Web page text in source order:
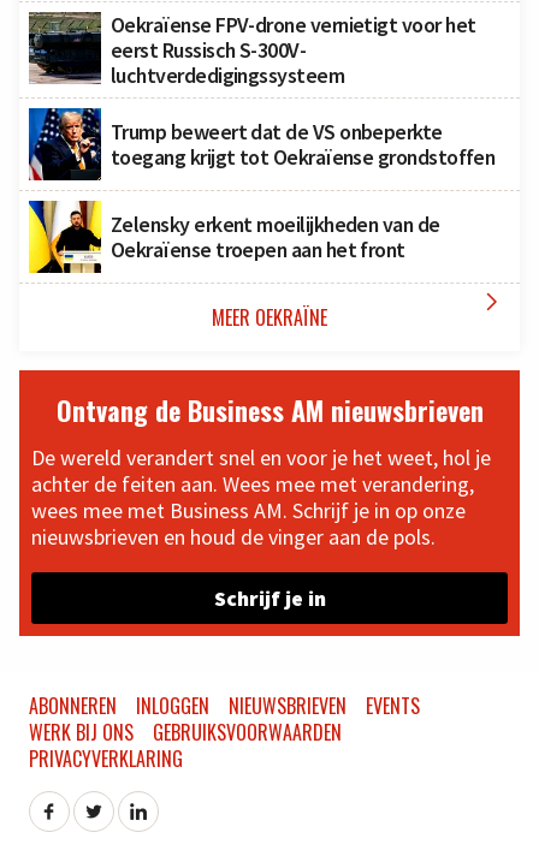
Oekraïense FPV-drone vernietigt voor het
eerst Russisch S-300V-
luchtverdedigingssysteem
Trump beweert dat de VS onbeperkte
toegang krijgt tot Oekraïense grondstoffen
Zelensky erkent moeilijkheden van de
Oekraïense troepen aan het front
MEER OEKRAÏNE 
Ontvang de Business AM nieuwsbrieven
De wereld verandert snel en voor je het weet, hol je
achter de feiten aan. Wees mee met verandering,
wees mee met Business AM. Schrijf je in op onze
nieuwsbrieven en houd de vinger aan de pols.
Schrijf je in
ABONNEREN INLOGGEN NIEUWSBRIEVEN
EVENTS
WERK BIJ ONS
GEBRUIKSVOORWAARDEN
PRIVACYVERKLARING